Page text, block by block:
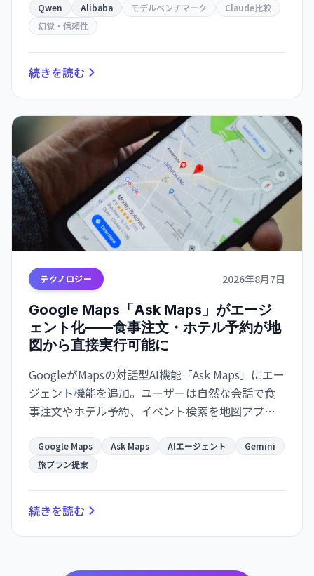
りのコスト効率も悪化し、実用性を疑問視する声
も。
Qwen Alibaba モデルベンチマーク
Claude比較
幻覚・信頼性
続きを読む
テクノロジー 2026年8月7日
Google Maps「Ask Maps」がエージ
ェント化——食事注文・ホテル予約が地
図から直接実行可能に
GoogleがMapsの対話型AI機能「Ask Maps」にエー
ジェント機能を追加。ユーザーは自然な会話で食
事注文やホテル予約、イベント検索を地図アプリ
画がより便利になります。
Google Maps Ask Maps AIエージェント
Gemini
旅プラン提案
続きを読む